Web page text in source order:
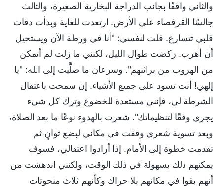
والثاني واقفًا بجانب الدراجة البخارية الصغيرة، والثالث
جالسًا القرفصاء على الأرض. ارتعدت للغاية وبدأت دقات
قلبي تتسارع. قلت لنفسي: "أنا في ورطة الآن ويستحيل
أن أهرب. ركضت طوال الليل، لكنني ما زلت لم أتمكن
من الهروب من براثنهم". وسرعان ما صلَّيت إلى الله: "يا
إلهي! أنت تسود على جميع الأشياء. إن سمحت باعتقال
الشرطة لي، فإنني مستعدة للخضوع وترك كل شيء
يجري وفقًا لتنظيماتك". شعرت بالهدوء نوعًا ما بعد الصلاة،
وبعد تسوية شعري وقفت في مكاني لبضع ثوانٍ ثم
تقدمت خطوة إلى الأمام. إذا أرادوا اعتقالي، فسوف
يمكنهم ذلك بسهولة في ذلك الوقت، ولكنني اندهشت من
أنهم بقوا في مكانهم بلا حراك وكأنهم ثلاث منحوتات